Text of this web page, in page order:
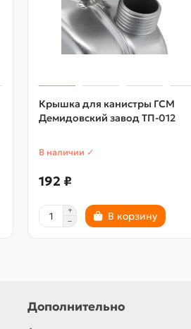
Крышка для канистры ГСМ
Демидовский завод ТП-012
В наличии ✓
192 ₽
В корзину
Дополнительно